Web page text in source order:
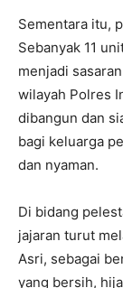
Sementara itu,
Sebanyak 11
menjadi
wilayah Polres
dibangun dan
bagi keluarga
dan nyaman.
Di bidang
jajaran turut
Asri, sebagai
yang bersih,